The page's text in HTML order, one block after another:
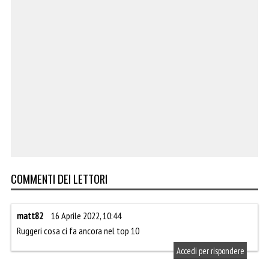
COMMENTI DEI LETTORI
matt82
16 Aprile 2022, 10:44
Ruggeri cosa ci fa ancora nel top 10
Accedi per rispondere